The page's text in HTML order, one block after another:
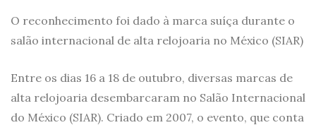
O reconhecimento foi dado à marca suíça durante o
salão internacional de alta relojoaria no México (SIAR)
Entre os dias 16 a 18 de outubro, diversas marcas de
alta relojoaria desembarcaram no Salão Internacional
do México (SIAR). Criado em 2007, o evento, que conta